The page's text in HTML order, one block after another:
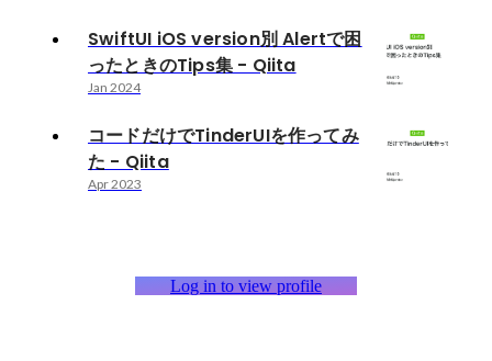
SwiftUI iOS version別 Alertで困
ったときのTips集 - Qiita
Jan 2024
コードだけでTinderUIを作ってみ
た - Qiita
Apr 2023
Log in to view profile